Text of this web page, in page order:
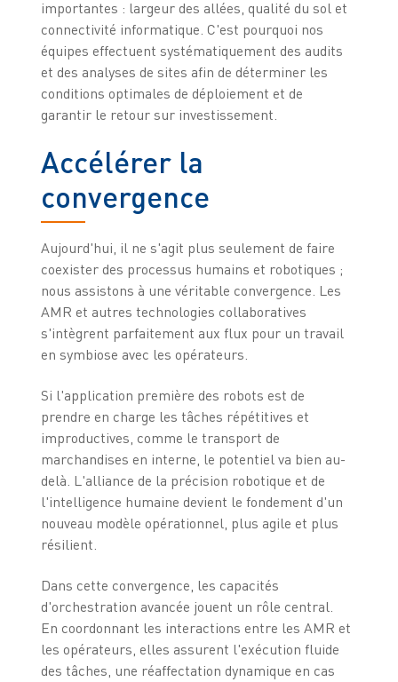
importantes : largeur des allées, qualité du sol et
connectivité informatique. C'est pourquoi nos
équipes effectuent systématiquement des audits
et des analyses de sites afin de déterminer les
conditions optimales de déploiement et de
garantir le retour sur investissement.
Accélérer la
convergence
Aujourd'hui, il ne s'agit plus seulement de faire
coexister des processus humains et robotiques ;
nous assistons à une véritable convergence. Les
AMR et autres technologies collaboratives
s'intègrent parfaitement aux flux pour un travail
en symbiose avec les opérateurs.
Si l'application première des robots est de
prendre en charge les tâches répétitives et
improductives, comme le transport de
marchandises en interne, le potentiel va bien au-
delà. L'alliance de la précision robotique et de
l'intelligence humaine devient le fondement d'un
nouveau modèle opérationnel, plus agile et plus
résilient.
Dans cette convergence, les capacités
d'orchestration avancée jouent un rôle central.
En coordonnant les interactions entre les AMR et
les opérateurs, elles assurent l'exécution fluide
des tâches, une réaffectation dynamique en cas